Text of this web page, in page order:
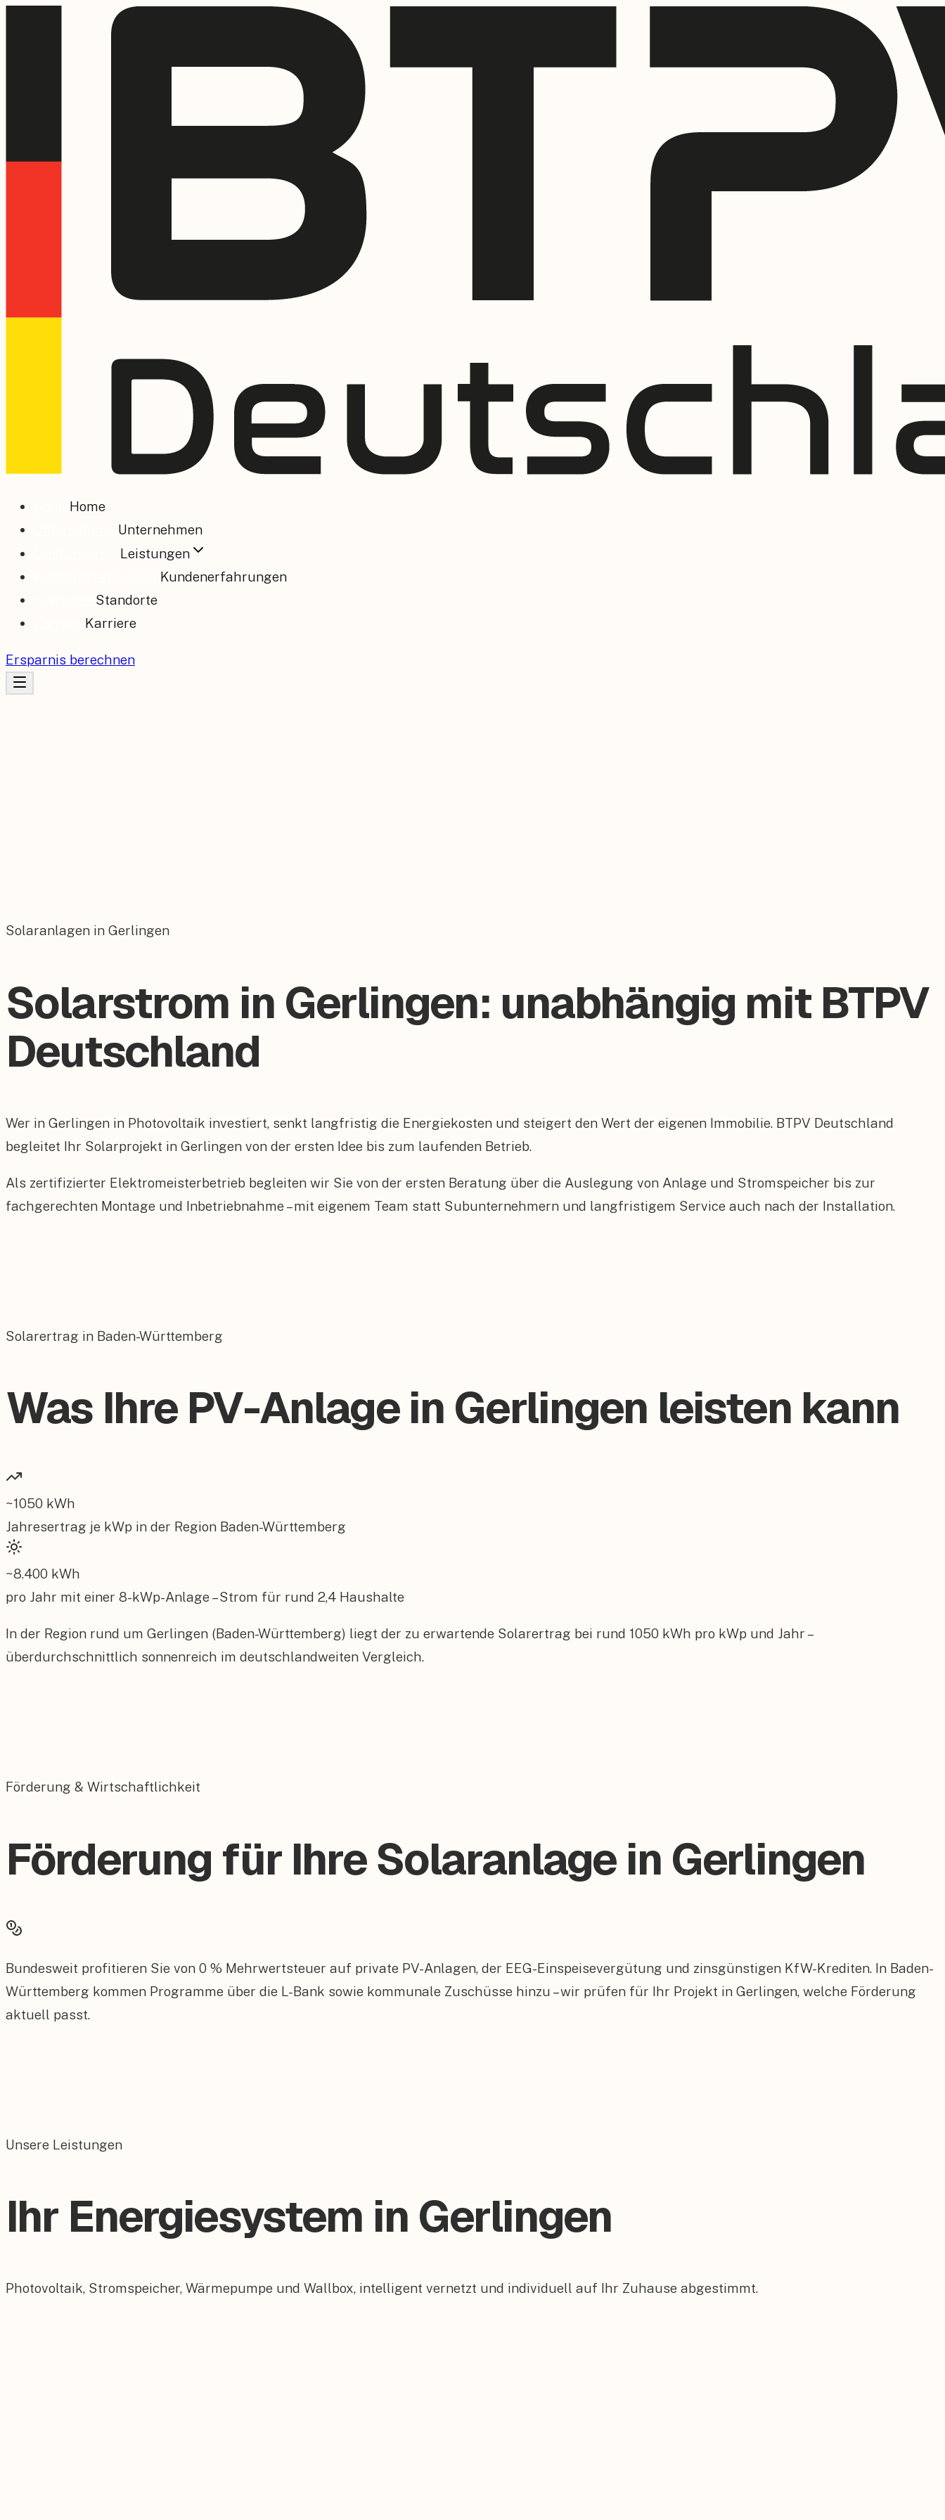
Home
Unternehmen
Leistungen
Kundenerfahrungen
Standorte
Karriere
Ersparnis berechnen
Solaranlagen in Gerlingen
Solarstrom in Gerlingen: unabhängig mit BTPV
Deutschland
Wer in Gerlingen in Photovoltaik investiert, senkt langfristig die Energiekosten und steigert den Wert der eigenen Immobilie. BTPV Deutschland
begleitet Ihr Solarprojekt in Gerlingen von der ersten Idee bis zum laufenden Betrieb.
Als zertifizierter Elektromeisterbetrieb begleiten wir Sie von der ersten Beratung über die Auslegung von Anlage und Stromspeicher bis zur
fachgerechten Montage und Inbetriebnahme – mit eigenem Team statt Subunternehmern und langfristigem Service auch nach der Installation.
Solarertrag in Baden-Württemberg
Was Ihre PV-Anlage in Gerlingen leisten kann
~1050 kWh
Jahresertrag je kWp in der Region Baden-Württemberg
~8.400 kWh
pro Jahr mit einer 8-kWp-Anlage – Strom für rund 2,4 Haushalte
In der Region rund um Gerlingen (Baden-Württemberg) liegt der zu erwartende Solarertrag bei rund 1050 kWh pro kWp und Jahr –
überdurchschnittlich sonnenreich im deutschlandweiten Vergleich.
Förderung & Wirtschaftlichkeit
Förderung für Ihre Solaranlage in Gerlingen
Bundesweit profitieren Sie von 0 % Mehrwertsteuer auf private PV-Anlagen, der EEG-Einspeisevergütung und zinsgünstigen KfW-Krediten. In Baden-
Württemberg kommen Programme über die L-Bank sowie kommunale Zuschüsse hinzu – wir prüfen für Ihr Projekt in Gerlingen, welche Förderung
aktuell passt.
Unsere Leistungen
Ihr Energiesystem in Gerlingen
Photovoltaik, Stromspeicher, Wärmepumpe und Wallbox, intelligent vernetzt und individuell auf Ihr Zuhause abgestimmt.